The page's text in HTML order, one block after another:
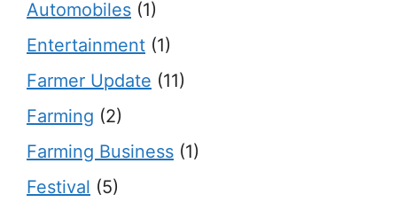
Automobiles (1)
Entertainment (1)
Farmer Update (11)
Farming (2)
Farming Business (1)
Festival (5)